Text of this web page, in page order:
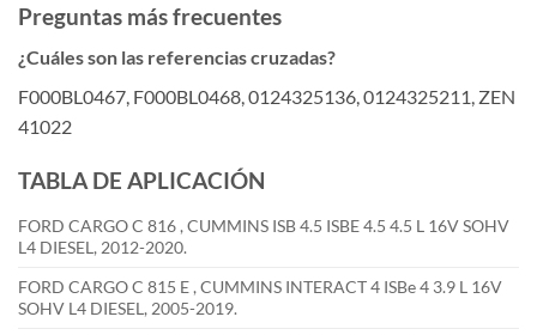
Preguntas más frecuentes
¿Cuáles son las referencias cruzadas?
F000BL0467, F000BL0468, 0124325136, 0124325211, ZEN
41022
TABLA DE APLICACIÓN
FORD CARGO C 816 , CUMMINS ISB 4.5 ISBE 4.5 4.5 L 16V SOHV
L4 DIESEL, 2012-2020.
FORD CARGO C 815 E , CUMMINS INTERACT 4 ISBe 4 3.9 L 16V
SOHV L4 DIESEL, 2005-2019.